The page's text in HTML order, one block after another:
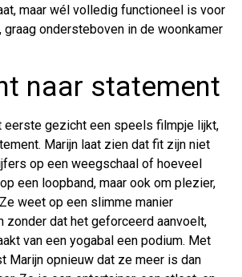
maar wél volledig functioneel is voor
graag ondersteboven in de woonkamer
naar statement
eerste gezicht een speels filmpje lijkt,
Marijn laat zien dat fit zijn niet
op een weegschaal of hoeveel
een loopband, maar ook om plezier,
weet op een slimme manier
zonder dat het geforceerd aanvoelt,
van een yogabal een podium. Met
Marijn opnieuw dat ze meer is dan